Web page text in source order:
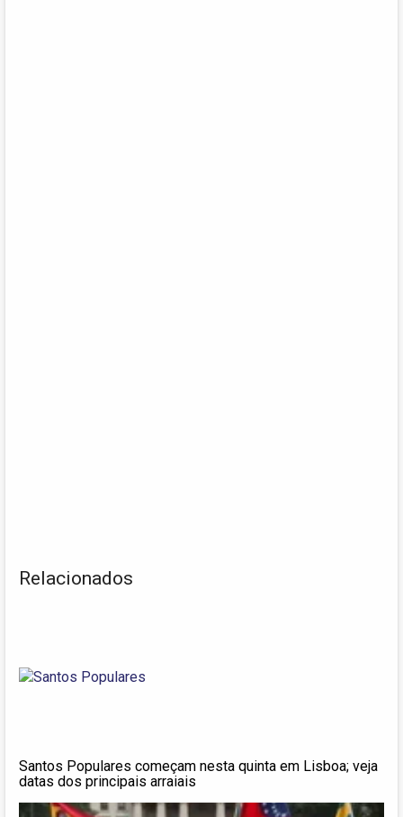
Relacionados
Santos Populares começam nesta quinta em Lisboa; veja
datas dos principais arraiais